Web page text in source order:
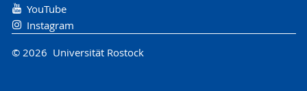
YouTube
Instagram
© 2026 Universität Rostock